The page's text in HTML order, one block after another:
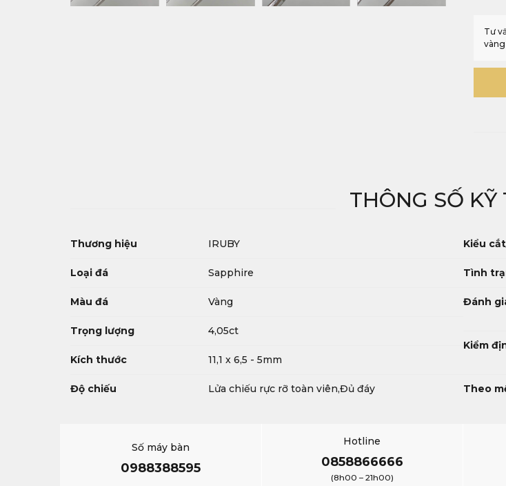
Tư
vàng
THÔNG SỐ KỸ
Thương hiệu IRUBY
Loại đá Sapphire
Màu đá Vàng
Trọng lượng 4,05ct
Kích thước 11,1 x 6,5 - 5mm
Độ chiếu Lửa chiếu rực rỡ toàn viên,Đủ đáy
Kiểu
Tình
Đánh
Kiểm
Theo
Số máy bàn
0988388595
Hotline
0858866666
(8h00 – 21h00)